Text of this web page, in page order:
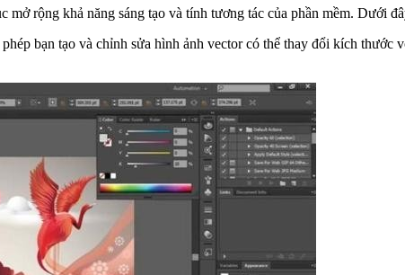
mở rộng khả năng sáng tạo và tính tương tác của phần mềm. Dưới
bạn tạo và chỉnh sửa hình ảnh vector có thể thay đổi kích